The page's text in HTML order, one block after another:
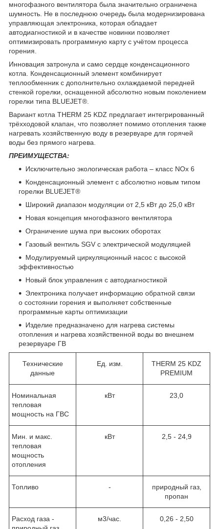
многофазного вентилятора была значительно ограничена
шумность. Не в последнюю очередь была модернизирована
управляющая электроника, которая обладает
автодиагностикой и в качестве новинки позволяет
оптимизировать программную карту с учётом процесса
горения.
Инновация затронула и само сердце конденсационного
котла. Конденсационный элемент комбинирует
теплообменник с дополнительно охлаждаемой передней
стенкой горелки, оснащенной абсолютно новым поколением
горелки типа BLUEJET®.
Вариант котла THERM 25 KDZ предлагает интегрированный
трёхходовой клапан, что позволяет помимо отопления также
нагревать хозяйственную воду в резервуаре для горячей
воды без прямого нагрева.
ПРЕИМУЩЕСТВА:
Исключительно экологическая работа – класс NOx 6
Конденсационный элемент с абсолютно новым типом
горелки BLUEJET®
Широкий диапазон модуляции от 2,5 кВт до 25,0 кВт
Новая концепция многофазного вентилятора
Ограничение шума при высоких оборотах
Газовый вентиль SGV с электрической модуляцией
Модулируемый циркуляционный насос с высокой
эффективностью
Новый блок управления с автодиагностикой
Электроника получает информацию обратной связи
о состоянии горения и выполняет собственные
программные карты оптимизации
Изделие предназначено для нагрева системы
отопления и нагрева хозяйственной воды во внешнем
резервуаре ГВ
Технические
данные
Ед. изм.
THERM 25 KDZ
PREMIUM
Номинальная
тепловая
мощность на ГВС
кВт 23,0
Мин. и макс.
тепловая
мощность
отопления
кВт 2,5 - 24,9
Топливо -
природный газ,
пропан
Расход газа -
м3/час. 0,26 - 2,50